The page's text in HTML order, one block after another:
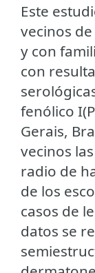
Este
vecinos
y con
con
fenólico
Gerais,
vecinos
radio de
de los
casos de
datos se